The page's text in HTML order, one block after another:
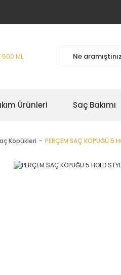
Ürünleri Saç Bakımı
Köpükleri PERÇEM SAÇ KÖPÜĞÜ 5